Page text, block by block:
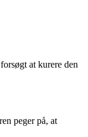
at kurere den
peger på, at